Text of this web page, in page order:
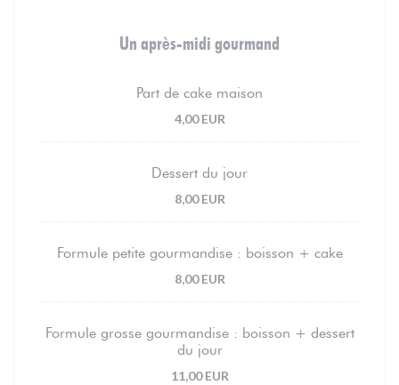
Un après-midi gourmand
Part de cake maison
4,00 EUR
Dessert du jour
8,00 EUR
Formule petite gourmandise : boisson + cake
8,00 EUR
Formule grosse gourmandise : boisson + dessert
du jour
11,00 EUR